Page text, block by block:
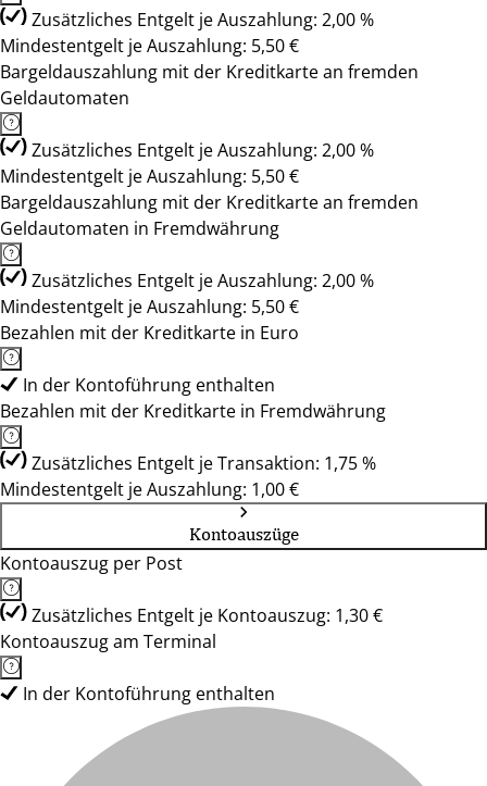
Zusätzliches Entgelt je Auszahlung: 2,00 %
Mindestentgelt je Auszahlung: 5,50 €
Bargeldauszahlung mit der Kreditkarte an fremden
Geldautomaten
Zusätzliches Entgelt je Auszahlung: 2,00 %
Mindestentgelt je Auszahlung: 5,50 €
Bargeldauszahlung mit der Kreditkarte an fremden
Geldautomaten in Fremdwährung
Zusätzliches Entgelt je Auszahlung: 2,00 %
Mindestentgelt je Auszahlung: 5,50 €
Bezahlen mit der Kreditkarte in Euro
In der Kontoführung enthalten
Bezahlen mit der Kreditkarte in Fremdwährung
Zusätzliches Entgelt je Transaktion: 1,75 %
Mindestentgelt je Auszahlung: 1,00 €
Kontoauszüge
Kontoauszug per Post
Zusätzliches Entgelt je Kontoauszug: 1,30 €
Kontoauszug am Terminal
In der Kontoführung enthalten